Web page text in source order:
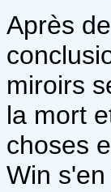
Après
miroirs
la mort
choses
Win